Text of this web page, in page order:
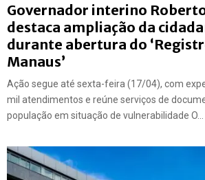
Governador interino
destaca ampliação da
durante abertura do
Manaus’
Ação segue até sexta-feira (17/04), com
mil atendimentos e reúne serviços de
população em situação de vulnerabilidade O...